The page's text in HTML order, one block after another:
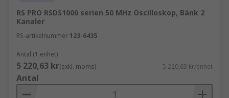
RS PRO RSDS1000 serien 50 MHz Oscilloskop, Bänk 2
Kanaler
RS-artikelnummer 123-6435
Antal (1 enhet)
5 220,63 kr(exkl. moms) 5 220,63 kr/enhet
Antal